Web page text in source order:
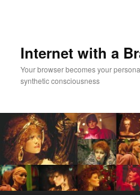
Internet with a
Your browser becomes your
synthetic consciousness